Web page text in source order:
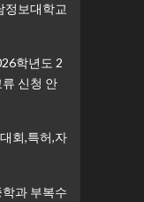
정보대학교
학년도 2
신청 안
회,특허,자
과 부복수